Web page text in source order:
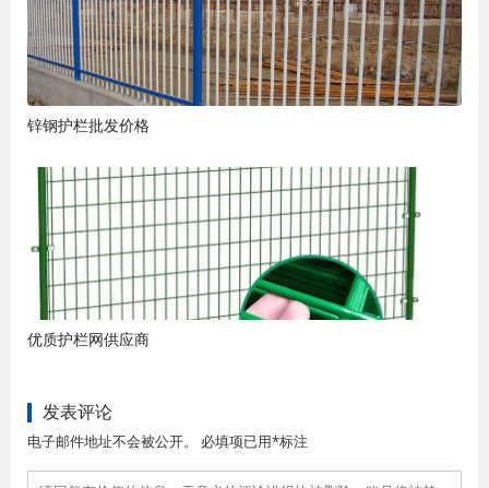
锌钢护栏批发价格
优质护栏网供应商
发表评论
电子邮件地址不会被公开。 必填项已用*标注